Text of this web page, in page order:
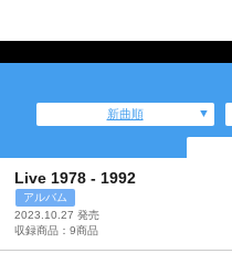
新曲順
Live 1978 - 1992
アルバム
2023.10.27 発売
収録商品：9商品